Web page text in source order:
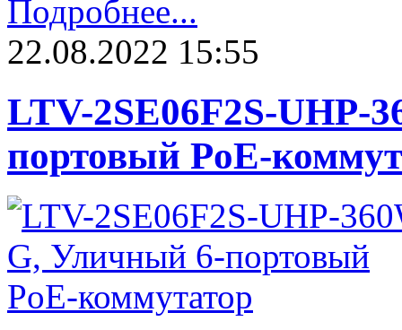
Подробнее...
22.08.2022 15:55
LTV-2SE06F2S-UHP-
портовый PoE-